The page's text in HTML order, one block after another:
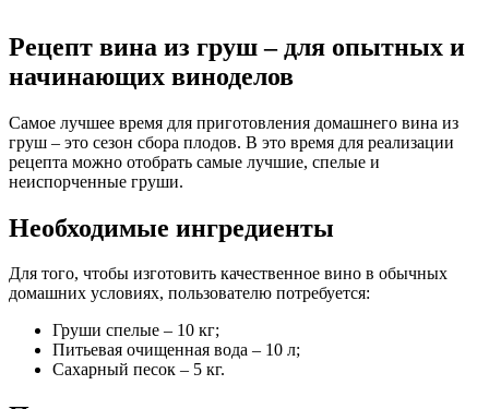
Рецепт вина из груш – для опытных и
начинающих виноделов
Самое лучшее время для приготовления домашнего вина из
груш – это сезон сбора плодов. В это время для реализации
рецепта можно отобрать самые лучшие, спелые и
неиспорченные груши.
Необходимые ингредиенты
Для того, чтобы изготовить качественное вино в обычных
домашних условиях, пользователю потребуется:
Груши спелые – 10 кг;
Питьевая очищенная вода – 10 л;
Сахарный песок – 5 кг.